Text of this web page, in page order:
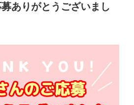
ありがとうございまし